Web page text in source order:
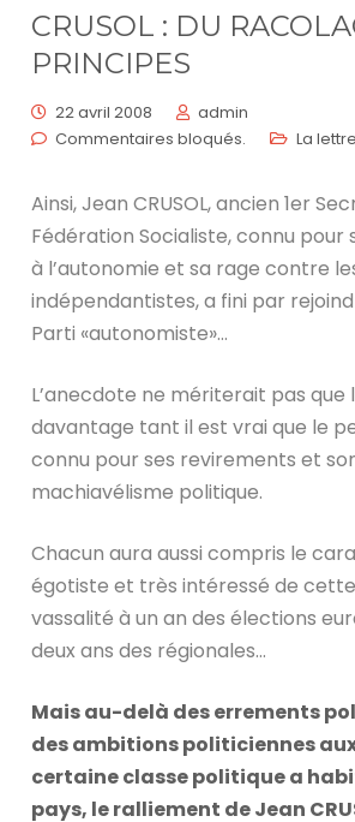
CRUSOL : DU
PRINCIPES
22 avril 2008
admin
Commentaires bloqués.
La
Ainsi, Jean CRUSOL, ancien 1er
Fédération Socialiste, connu pour
à l’autonomie et sa rage contre
indépendantistes, a fini par
Parti «autonomiste»…
L’anecdote ne mériterait pas que
davantage tant il est vrai que le
connu pour ses revirements et
machiavélisme politique.
Chacun aura aussi compris le
égotiste et très intéressé de
vassalité à un an des élections
deux ans des régionales…
Mais au-delà des errements
des ambitions politiciennes
certaine classe politique a
pays, le ralliement de Jean